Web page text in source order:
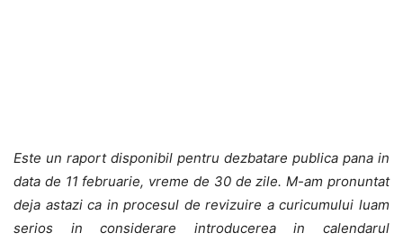
Este un raport disponibil pentru dezbatare publica pana in
data de 11 februarie, vreme de 30 de zile. M-am pronuntat
deja astazi ca in procesul de revizuire a curicumului luam
serios in considerare introducerea in calendarul